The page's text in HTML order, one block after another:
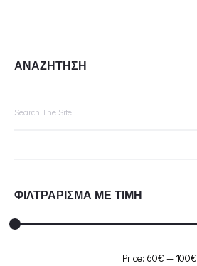
ΑΝΑΖΗΤΗΣΗ
ΦΙΛΤΡΑΡΙΣΜΑ ΜΕ ΤΙΜΗ
Min
Max
Price: 60€ —100€